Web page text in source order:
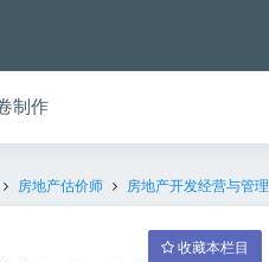
制作
房地产估价师 房地产开发经营与管理
收藏本栏目